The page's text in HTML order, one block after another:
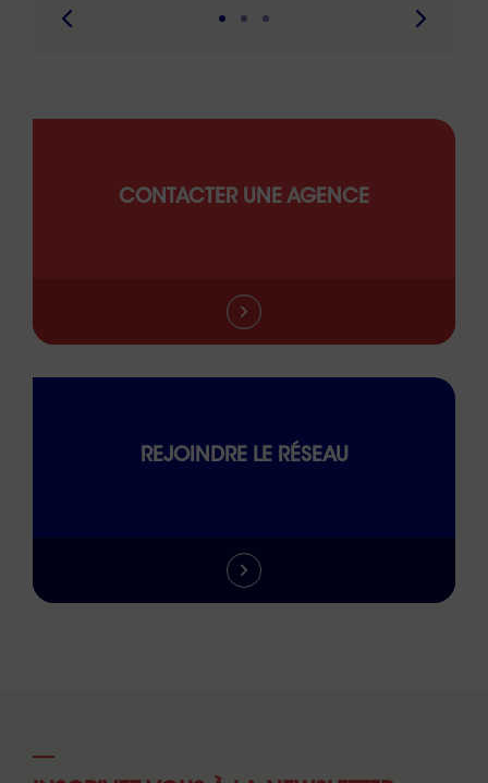
CONTACTER UNE AGENCE
REJOINDRE LE RÉSEAU